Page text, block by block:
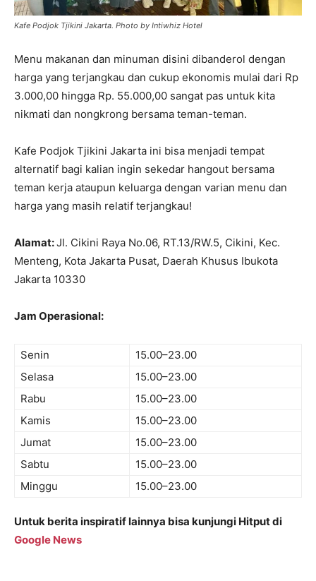
Kafe Podjok Tjikini Jakarta. Photo by Intiwhiz Hotel
Menu makanan dan minuman disini dibanderol dengan
harga yang terjangkau dan cukup ekonomis mulai dari Rp
3.000,00 hingga Rp. 55.000,00 sangat pas untuk kita
nikmati dan nongkrong bersama teman-teman.
Kafe Podjok Tjikini Jakarta ini bisa menjadi tempat
alternatif bagi kalian ingin sekedar hangout bersama
teman kerja ataupun keluarga dengan varian menu dan
harga yang masih relatif terjangkau!
Alamat:Jl. Cikini Raya No.06, RT.13/RW.5, Cikini, Kec.
Menteng, Kota Jakarta Pusat, Daerah Khusus Ibukota
Jakarta 10330
Jam Operasional:
Senin
15.00–23.00
Selasa
15.00–23.00
Rabu
15.00–23.00
Kamis
15.00–23.00
Jumat
15.00–23.00
Sabtu
15.00–23.00
Minggu
15.00–23.00
Untuk berita inspiratif lainnya bisa kunjungi Hitput di
Google News